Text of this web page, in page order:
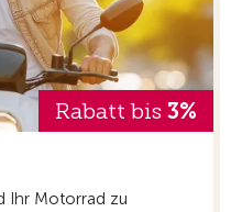
Rabatt bis 3%
Ihr Motorrad zu